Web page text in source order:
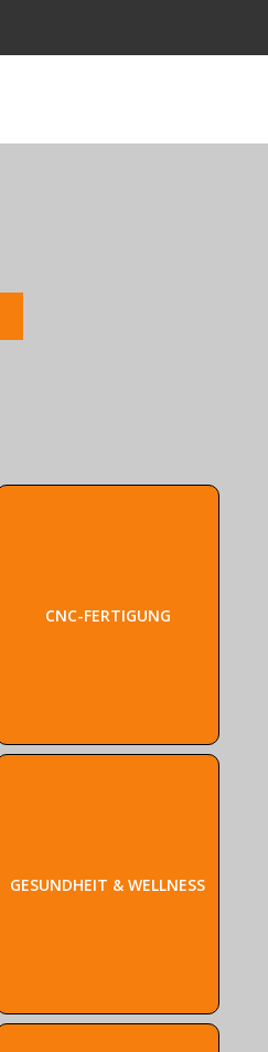
CNC-FERTIGUNG
GESUNDHEIT & WELLNESS